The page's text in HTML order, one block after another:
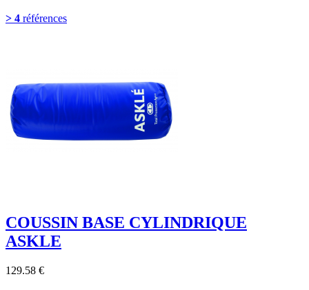
> 4 références
COUSSIN BASE CYLINDRIQUE
ASKLE
129.58 €